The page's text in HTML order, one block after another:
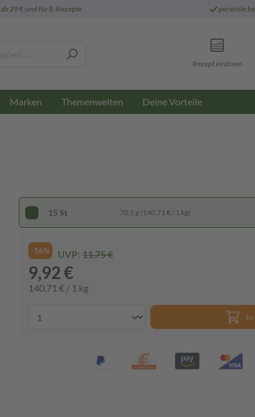
ab 29 € und für E-Rezepte persönliche
Rezept einlösen
Marken Themenwelten Deine Vorteile
15 St 70,5 g (140,71 € / 1 kg)
-16% UVP: 11,75 €
9,92 €
140,71 € / 1 kg